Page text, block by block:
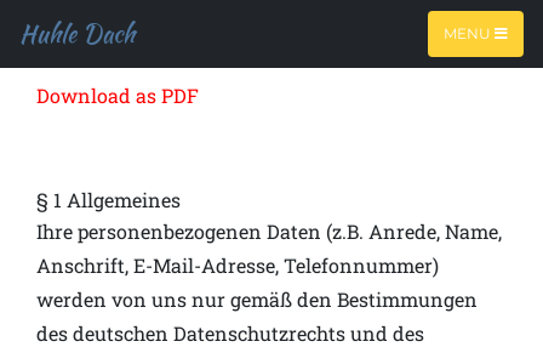
Huhle Dach MENU
Download as PDF
§ 1 Allgemeines
Ihre personenbezogenen Daten (z.B. Anrede, Name,
Anschrift, E-Mail-Adresse, Telefonnummer)
werden von uns nur gemäß den Bestimmungen
des deutschen Datenschutzrechts und des